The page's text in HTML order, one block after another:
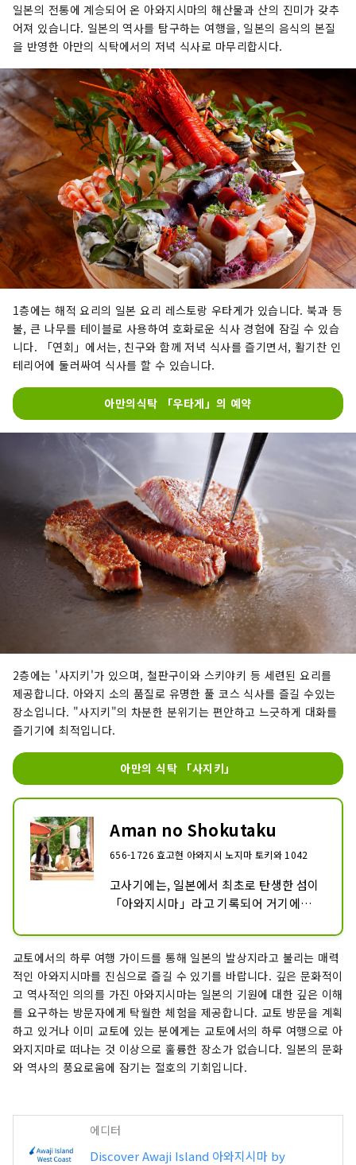
일본의 전통에 계승되어 온 아와지시마의 해산물과 산의 진미가 갖추
어져 있습니다. 일본의 역사를 탐구하는 여행을, 일본의 음식의 본질
을 반영한 아만의 식탁에서의 저녁 식사로 마무리합시다.
1층에는 해적 요리의 일본 요리 레스토랑 우타게가 있습니다. 북과 등
불, 큰 나무를 테이블로 사용하여 호화로운 식사 경험에 잠길 수 있습
니다. 「연회」에서는, 친구와 함께 저녁 식사를 즐기면서, 활기찬 인
테리어에 둘러싸여 식사를 할 수 있습니다.
아만의식탁 「우타게」의 예약
2층에는 '사지키'가 있으며, 철판구이와 스키야키 등 세련된 요리를
제공합니다. 아와지 소의 품질로 유명한 풀 코스 식사를 ​​즐길 수있는
장소입니다. "사지키"의 차분한 분위기는 편안하고 느긋하게 대화를
즐기기에 최적입니다.
아만의 식탁 「사지키」
Aman no Shokutaku
656-1726 효고현 아와지시 노지마 토키와 1042
고사기에는, 일본에서 최초로 탄생한 섬이
「아와지시마」라고 기록되어 거기에는
성의 존재가 있었다고 합니다. 해인(아마)
은, 금속 문화나 소금 만들기 등의 탁월한
항해술로 왕권이나 도시의 생활을 지지해,
새로운 시대를 도래시켰다고 말해지고 있
습니다.
「해신인(아만)의 식탁」에서는, 옛날부
터 「어식국(미케츠쿠니)」이라고 불린
아와지시마산의 「바다의 행운」과 「산
교토에서의 하루 여행 가이드를 통해 일본의 발상지라고 불리는 매력
적인 아와지시마를 진심으로 즐길 수 있기를 바랍니다. 깊은 문화적이
고 역사적인 의의를 가진 아와지시마는 일본의 기원에 대한 깊은 이해
를 요구하는 방문자에게 탁월한 체험을 제공합니다. 교토 방문을 계획
하고 있거나 이미 교토에 있는 분에게는 교토에서의 하루 여행으로 아
와지지마로 떠나는 것 이상으로 훌륭한 장소가 없습니다. 일본의 문화
와 역사의 풍요로움에 잠기는 절호의 기회입니다.
에디터
Discover Awaji Island 아와지시마 by